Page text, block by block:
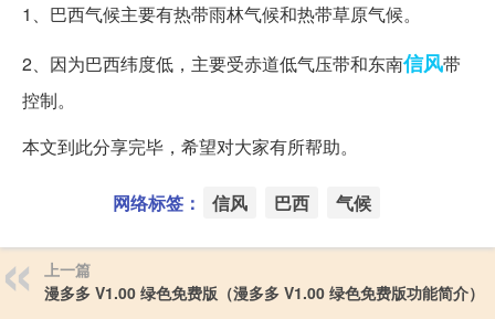
1、巴西气候主要有热带雨林气候和热带草原气候。
2、因为巴西纬度低，主要受赤道低气压带和东南信风带
控制。
本文到此分享完毕，希望对大家有所帮助。
网络标签： 信风 巴西 气候
上一篇
漫多多 V1.00 绿色免费版（漫多多 V1.00 绿色免费版功能简介）